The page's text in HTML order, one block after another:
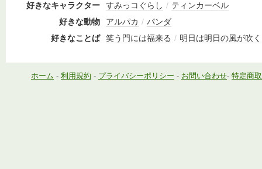
好きなキャラクター
すみっコぐらし / ティンカーベル
好きな動物
アルパカ / パンダ
好きなことば
笑う門には福来る / 明日は明日の風が吹く
ホーム - 利用規約 - プライバシーポリシー - お問い合わせ- 特定商